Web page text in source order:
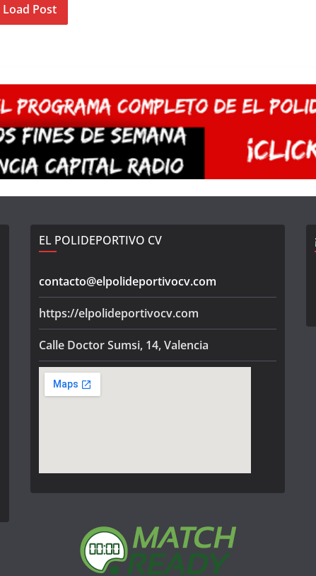
Load Post
EL POLIDEPORTIVO CV
contacto@elpolideportivocv.com
https://elpolideportivocv.com
Calle Doctor Sumsi, 14, Valencia